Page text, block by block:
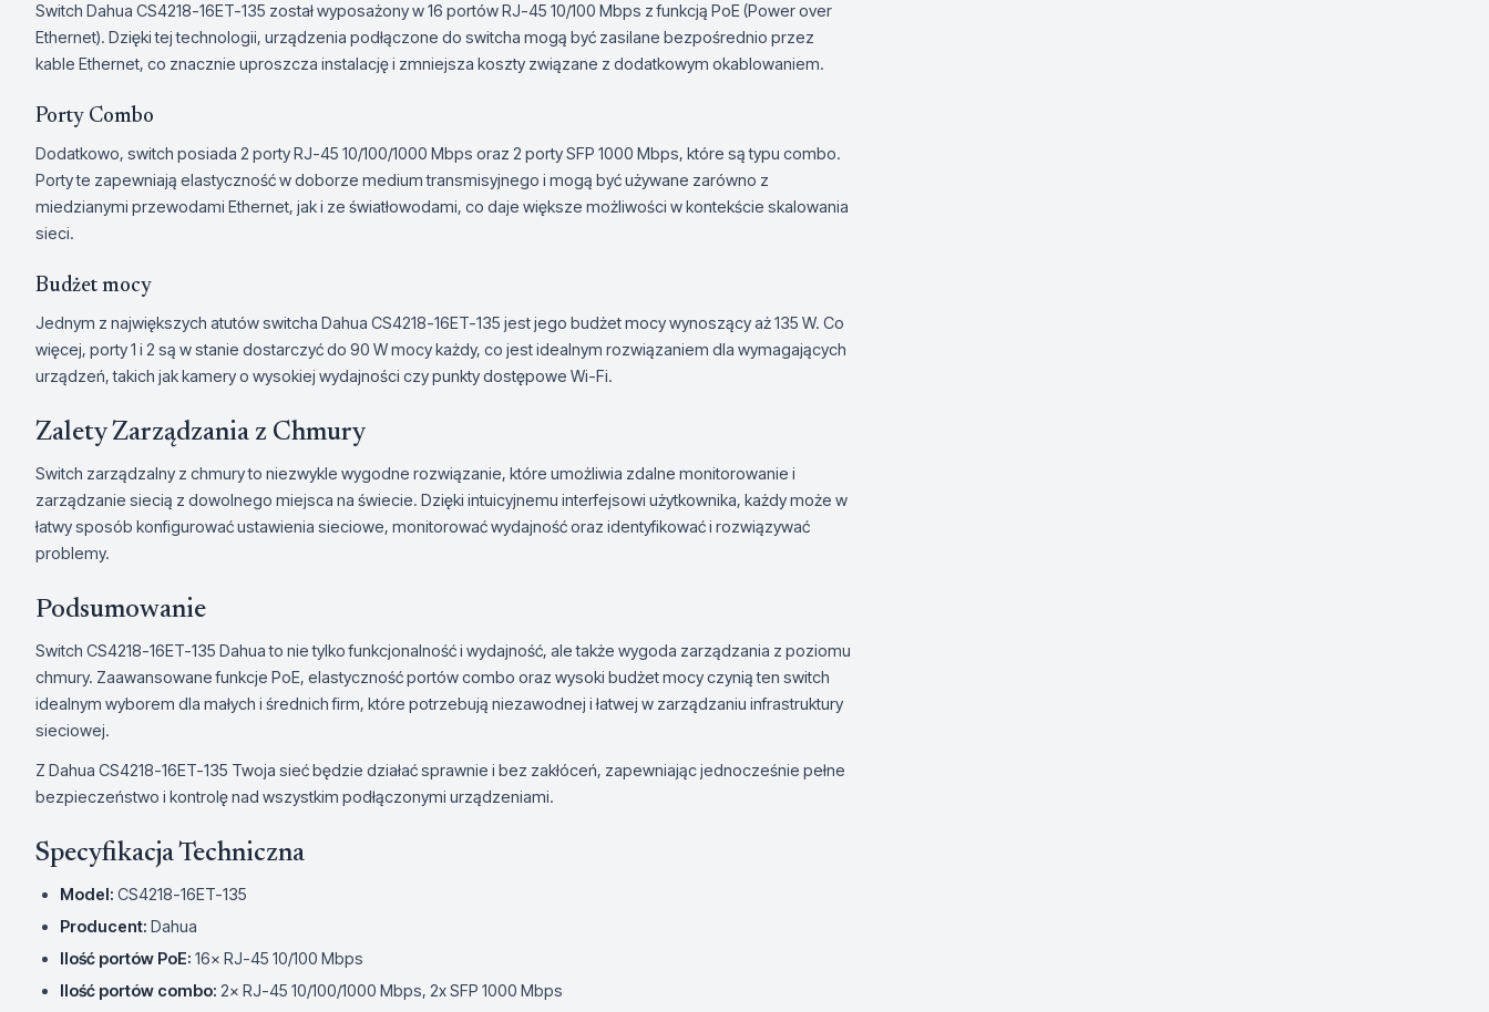
Switch Dahua CS4218-16ET-135 został wyposażony w 16 portów RJ-45 10/100 Mbps z funkcją PoE (Power over
Ethernet). Dzięki tej technologii, urządzenia podłączone do switcha mogą być zasilane bezpośrednio przez
kable Ethernet, co znacznie uproszcza instalację i zmniejsza koszty związane z dodatkowym okablowaniem.
Porty Combo
Dodatkowo, switch posiada 2 porty RJ-45 10/100/1000 Mbps oraz 2 porty SFP 1000 Mbps, które są typu combo.
Porty te zapewniają elastyczność w doborze medium transmisyjnego i mogą być używane zarówno z
miedzianymi przewodami Ethernet, jak i ze światłowodami, co daje większe możliwości w kontekście skalowania
sieci.
Budżet mocy
Jednym z największych atutów switcha Dahua CS4218-16ET-135 jest jego budżet mocy wynoszący aż 135 W. Co
więcej, porty 1 i 2 są w stanie dostarczyć do 90 W mocy każdy, co jest idealnym rozwiązaniem dla wymagających
urządzeń, takich jak kamery o wysokiej wydajności czy punkty dostępowe Wi-Fi.
Zalety Zarządzania z Chmury
Switch zarządzalny z chmury to niezwykle wygodne rozwiązanie, które umożliwia zdalne monitorowanie i
zarządzanie siecią z dowolnego miejsca na świecie. Dzięki intuicyjnemu interfejsowi użytkownika, każdy może w
łatwy sposób konfigurować ustawienia sieciowe, monitorować wydajność oraz identyfikować i rozwiązywać
problemy.
Podsumowanie
Switch CS4218-16ET-135 Dahua to nie tylko funkcjonalność i wydajność, ale także wygoda zarządzania z poziomu
chmury. Zaawansowane funkcje PoE, elastyczność portów combo oraz wysoki budżet mocy czynią ten switch
idealnym wyborem dla małych i średnich firm, które potrzebują niezawodnej i łatwej w zarządzaniu infrastruktury
sieciowej.
Z Dahua CS4218-16ET-135 Twoja sieć będzie działać sprawnie i bez zakłóceń, zapewniając jednocześnie pełne
bezpieczeństwo i kontrolę nad wszystkim podłączonymi urządzeniami.
Specyfikacja Techniczna
Model: CS4218-16ET-135
Producent: Dahua
Ilość portów PoE: 16× RJ-45 10/100 Mbps
Ilość portów combo: 2× RJ-45 10/100/1000 Mbps, 2x SFP 1000 Mbps